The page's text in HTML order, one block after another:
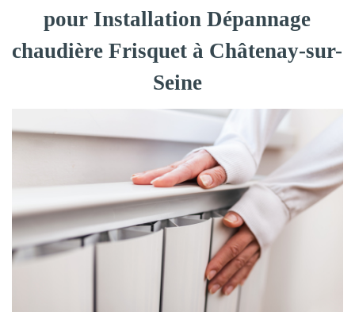
pour Installation Dépannage
chaudière Frisquet à Châtenay-sur-
Seine